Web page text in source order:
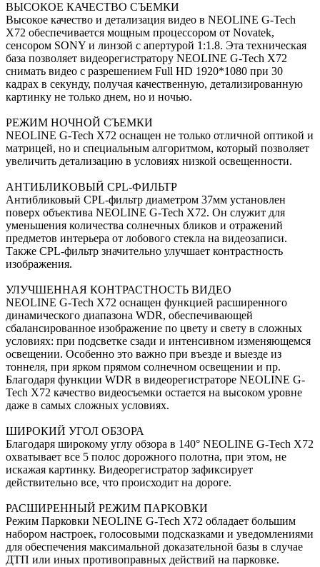
ВЫСОКОЕ КАЧЕСТВО СЪЕМКИ
Высокое качество и детализация видео в NEOLINE G-Tech
X72 обеспечивается мощным процессором от Novatek,
сенсором SONY и линзой с апертурой 1:1.8. Эта техническая
база позволяет видеорегистратору NEOLINE G-Tech X72
снимать видео с разрешением Full HD 1920*1080 при 30
кадрах в секунду, получая качественную, детализированную
картинку не только днем, но и ночью.
РЕЖИМ НОЧНОЙ СЪЕМКИ
NEOLINE G-Tech X72 оснащен не только отличной оптикой и
матрицей, но и специальным алгоритмом, который позволяет
увеличить детализацию в условиях низкой освещенности.
АНТИБЛИКОВЫЙ CPL-ФИЛЬТР
Антибликовый CPL-фильтр диаметром 37мм установлен
поверх объектива NEOLINE G-Tech X72. Он служит для
уменьшения количества солнечных бликов и отражений
предметов интерьера от лобового стекла на видеозаписи.
Также CPL-фильтр значительно улучшает контрастность
изображения.
УЛУЧШЕННАЯ КОНТРАСТНОСТЬ ВИДЕО
NEOLINE G-Tech X72 оснащен функцией расширенного
динамического диапазона WDR, обеспечивающей
сбалансированное изображение по цвету и свету в сложных
условиях: при подсветке сзади и интенсивном изменяющемся
освещении. Особенно это важно при въезде и выезде из
тоннеля, при ярком прямом солнечном освещении и пр.
Благодаря функции WDR в видеорегистраторе NEOLINE G-
Tech X72 качество видеосъемки остается на высоком уровне
даже в самых сложных условиях.
ШИРОКИЙ УГОЛ ОБЗОРА
Благодаря широкому углу обзора в 140° NEOLINE G-Tech X72
охватывает все 5 полос дорожного полотна, при этом, не
искажая картинку. Видеорегистратор зафиксирует
действительно все, что происходит на дороге.
РАСШИРЕННЫЙ РЕЖИМ ПАРКОВКИ
Режим Парковки NEOLINE G-Tech X72 обладает большим
набором настроек, голосовыми подсказками и уведомлениями
для обеспечения максимальной доказательной базы в случае
ДТП или иных противоправных действий на парковке.